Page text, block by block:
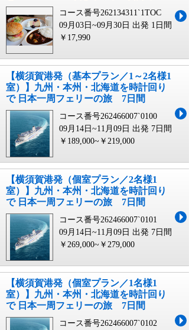
コース番号262134311`1TOC
09月03日~09月30日 出発 1日間
￥17,990
【横須賀港発（基本プラン／1～2名様1
室）】九州・本州・北海道を時計回り
で 日本一周フェリーの旅 7日間
コース番号262466007`0100
09月14日~11月09日 出発 7日間
￥189,000~￥219,000
【横須賀港発（個室プラン／2名様1
室）】九州・本州・北海道を時計回り
で 日本一周フェリーの旅 7日間
コース番号262466007`0101
09月14日~11月09日 出発 7日間
￥269,000~￥279,000
【横須賀港発（個室プラン／1名様1
室）】九州・本州・北海道を時計回り
で 日本一周フェリーの旅 7日間
コース番号262466007`0102